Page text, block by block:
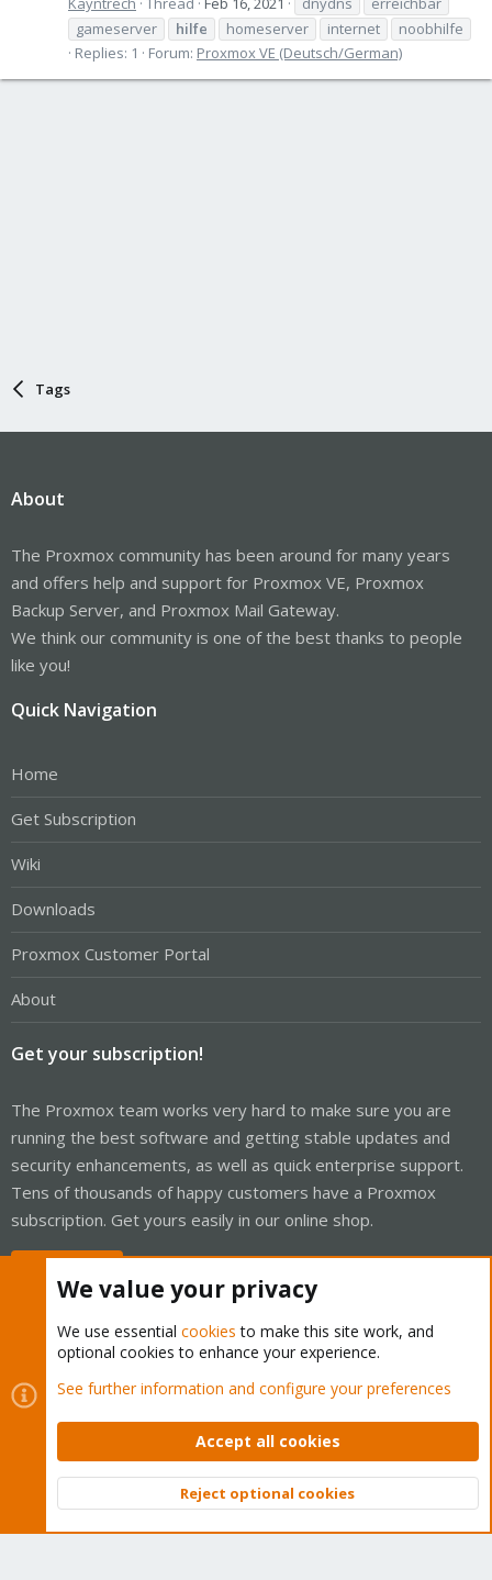
gameserver
hilfe homeserver internet
noobhilfe
Replies: 1
Forum: Proxmox VE (Deutsch/German)
Tags
About
The Proxmox community has been around for many years
and offers help and support for Proxmox VE, Proxmox
Backup Server, and Proxmox Mail Gateway.
We think our community is one of the best thanks to people
like you!
Quick Navigation
Home
Get Subscription
Wiki
Downloads
Proxmox Customer Portal
About
Get your subscription!
The Proxmox team works very hard to make sure you are
running the best software and getting stable updates and
security enhancements, as well as quick enterprise support.
Tens of thousands of happy customers have a Proxmox
subscription. Get yours easily in our online shop.
Cookies
Proxmox Support Forum - Light Mode
Contact us
Terms and rules Privacy policy Help Home
Community platform by XenForo © 2010-2026 XenForo Ltd.
Top
We value your privacy
We use essential cookies to make this site work, and
optional cookies to enhance your experience.
See further information and configure your preferences
Accept all cookies
Reject optional cookies